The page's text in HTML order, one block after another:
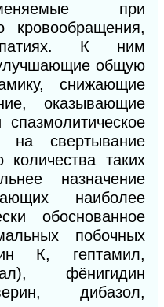
при
кровообращения,
К
ним
улучшающие общую
снижающие
оказывающие
на свертывание
количества таких
назначение
наиболее
обоснованное
побочных
К,
гептамил,
фёнигидин
дибазол,